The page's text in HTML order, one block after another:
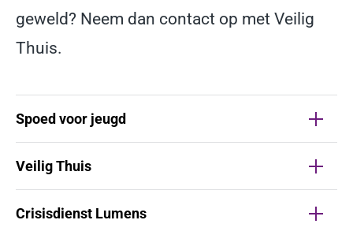
geweld? Neem dan contact op met Veilig
Thuis.
Spoed voor jeugd
Veilig Thuis
Crisisdienst Lumens